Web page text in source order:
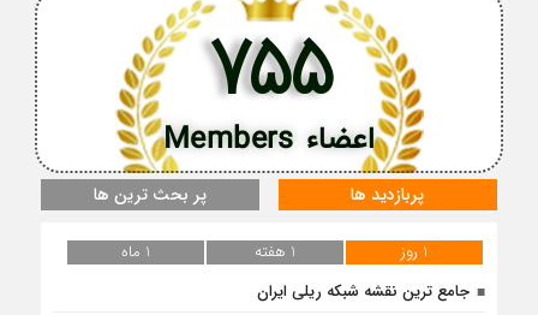
اعضاء Members
755
پربازدید ها پر بحث ترین ها
1 روز 1 هفته
1 ماه
جامع ترین نقشه شبکه ریلی ایران